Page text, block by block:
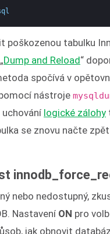
poškozenou tabulku
Dump and Reload“
spočívá v
nástroje
logické zálohy
se znovu načte
nebo nedostupný,
Nastavení ON pro
jak obnovit